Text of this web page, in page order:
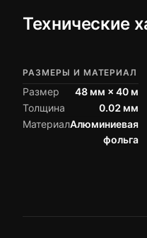
Технические
РАЗМЕРЫ И МАТЕРИАЛ
Размер
48 мм × 40 м
Толщина
0.02 мм
МатериалАлюминиевая
фольга